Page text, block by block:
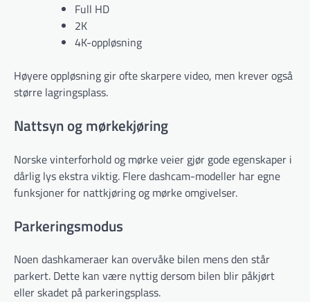
Full HD
2K
4K-oppløsning
Høyere oppløsning gir ofte skarpere video, men krever også
større lagringsplass.
Nattsyn og mørkekjøring
Norske vinterforhold og mørke veier gjør gode egenskaper i
dårlig lys ekstra viktig. Flere dashcam-modeller har egne
funksjoner for nattkjøring og mørke omgivelser.
Parkeringsmodus
Noen dashkameraer kan overvåke bilen mens den står
parkert. Dette kan være nyttig dersom bilen blir påkjørt
eller skadet på parkeringsplass.